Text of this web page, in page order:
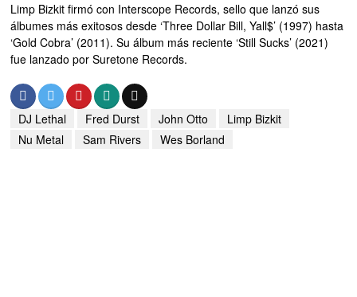
Limp Bizkit firmó con Interscope Records, sello que lanzó sus
álbumes más exitosos desde ‘Three Dollar Bill, Yall$’ (1997) hasta
‘Gold Cobra’ (2011). Su álbum más reciente ‘Still Sucks’ (2021)
fue lanzado por Suretone Records.
DJ Lethal Fred Durst John Otto
Limp Bizkit
Nu Metal
Sam Rivers Wes Borland